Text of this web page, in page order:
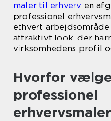
maler til erhverv en
professionel
ethvert
attraktivt look, der
virksomhedens profil
Hvorfor
professionel